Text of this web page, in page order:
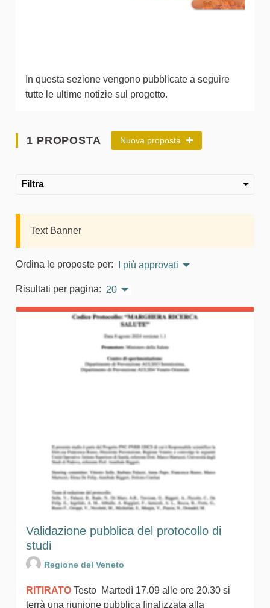
In questa sezione vengono pubblicate a seguire
tutte le ultime notizie sul progetto.
1 PROPOSTA Nuova proposta
Filtra
Text Banner
Ordina le proposte per: I più approvati
Risultati per pagina: 20
Validazione pubblica del protocollo di
studi
Regione del Veneto
RITIRATO Testo Martedì 17.09 alle ore 20.30 si
terrà una riunione pubblica finalizzata alla